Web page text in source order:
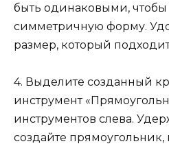
быть одинаковыми, чтобы
симметричную форму.
размер, который
4. Выделите созданный
инструмент
инструментов слева.
создайте прямоугольник,